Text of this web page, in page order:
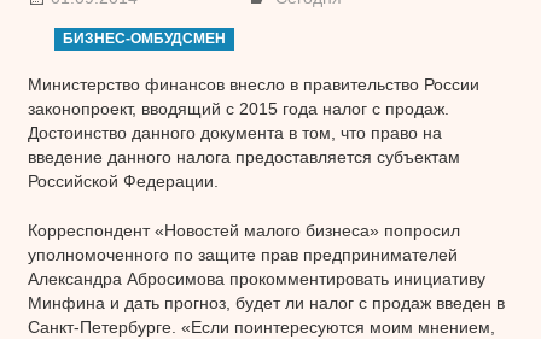
БИЗНЕС-ОМБУДСМЕН
Министерство финансов внесло в правительство России
законопроект, вводящий с 2015 года налог с продаж.
Достоинство данного документа в том, что право на
введение данного налога предоставляется субъектам
Российской Федерации.
Корреспондент «Новостей малого бизнеса» попросил
уполномоченного по защите прав предпринимателей
Александра Абросимова прокомментировать инициативу
Минфина и дать прогноз, будет ли налог с продаж введен в
Санкт-Петербурге. «Если поинтересуются моим мнением,